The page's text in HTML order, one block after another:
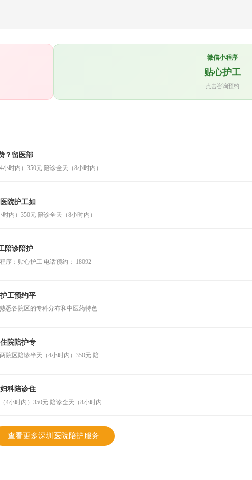
微信小程序
贴心护工
点击咨询预约
？留医部
时内）350元 陪诊全天（8小时内）
院护工如
内）350元 陪诊全天（8小时内）
陪诊陪护
序：贴心护工 电话预约： 18092
工预约平
悉各院区的专科分布和中医药特色
院陪护专
院区陪诊半天（4小时内）350元 陪
科陪诊住
4小时内）350元 陪诊全天（8小时内
查看更多深圳医院陪护服务